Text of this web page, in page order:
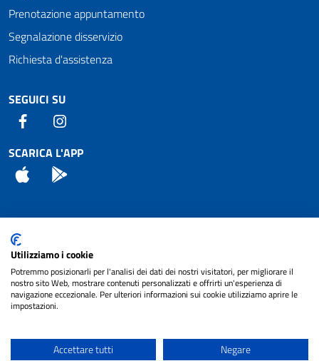
Prenotazione appuntamento
Segnalazione disservizio
Richiesta d'assistenza
SEGUICI SU
Facebook
SCARICA L'APP
App Store
Attuazione Misure PNRR
Piano di miglioramento del sito
Note legali
cura diNET SMART
Utilizziamo i cookie
Potremmo posizionarli per l'analisi dei dati dei nostri visitatori, per migliorare il
nostro sito Web, mostrare contenuti personalizzati e offrirti un'esperienza di
navigazione eccezionale. Per ulteriori informazioni sui cookie utilizziamo aprire le
impostazioni.
Accettare tutti Negare